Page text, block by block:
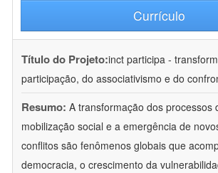
Currículo
Título do Projeto:inct participa -
participação, do associativismo e do
Resumo: A transformação dos processos
mobilização social e a emergência de
conflitos são fenômenos globais que
democracia, o crescimento da